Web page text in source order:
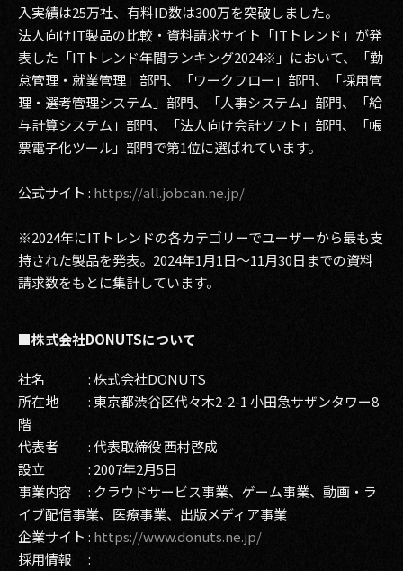
入実績は25万社、有料ID数は300万を突破しました。
法人向けIT製品の比較・資料請求サイト「ITトレンド」が発
表した「ITトレンド年間ランキング2024※」において、「勤
怠管理・就業管理」部門、「ワークフロー」部門、「採用管
理・選考管理システム」部門、「人事システム」部門、「給
与計算システム」部門、「法人向け会計ソフト」部門、「帳
票電子化ツール」部門で第1位に選ばれています。
公式サイト : https://all.jobcan.ne.jp/
※2024年にITトレンドの各カテゴリーでユーザーから最も支
持された製品を発表。2024年1月1日〜11月30日までの資料
請求数をもとに集計しています。
■株式会社DONUTSについて
社名 : 株式会社DONUTS
所在地 : 東京都渋谷区代々木2-2-1 小田急サザンタワー8
階
代表者 : 代表取締役 西村啓成
設立 : 2007年2月5日
事業内容 : クラウドサービス事業、ゲーム事業、動画・ラ
イブ配信事業、医療事業、出版メディア事業
企業サイト : https://www.donuts.ne.jp/
採用情報 :